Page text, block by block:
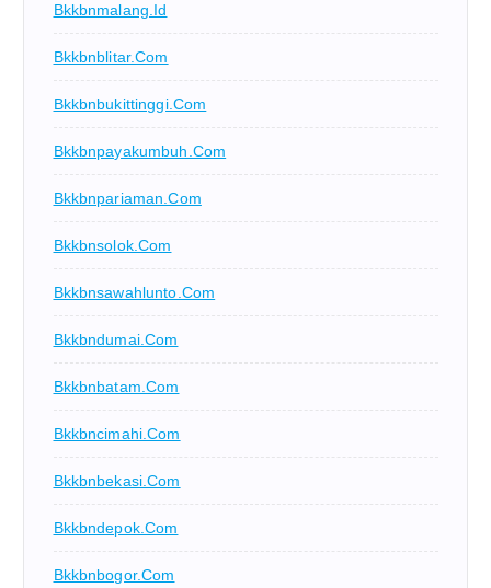
Bkkbnmalang.id
Bkkbnblitar.com
Bkkbnbukittinggi.com
Bkkbnpayakumbuh.com
Bkkbnpariaman.com
Bkkbnsolok.com
Bkkbnsawahlunto.com
Bkkbndumai.com
Bkkbnbatam.com
Bkkbncimahi.com
Bkkbnbekasi.com
Bkkbndepok.com
Bkkbnbogor.com